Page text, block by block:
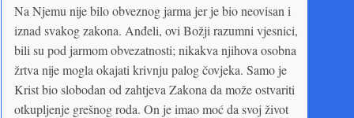
Na Njemu nije bilo obveznog jarma jer je bio neovisan i
iznad svakog zakona. Anđeli, ovi Božji razumni vjesnici,
bili su pod jarmom obvezatnosti; nikakva njihova osobna
žrtva nije mogla okajati krivnju palog čovjeka. Samo je
Krist bio slobodan od zahtjeva Zakona da može ostvariti
otkupljenje grešnog roda. On je imao moć da svoj život